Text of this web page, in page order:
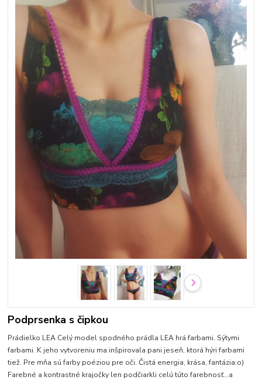
Podprsenka s čipkou
Prádielko LEA Celý model spodného prádla LEA hrá farbami. Sýtymi
farbami. K jeho vytvoreniu ma inšpirovala pani jeseň, ktorá hýri farbami
tiež. Pre mňa sú farby poéziou pre oči. Čistá energia, krása, fantázia:o)
Farebné a kontrastné krajočky len podčiarkli celú túto farebnosť...a